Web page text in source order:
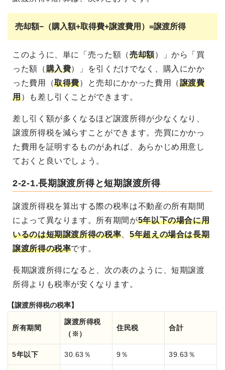
売却額−（購入額+取得費+譲渡費用）=譲渡所得
このように、単に「売った額（売却額）」から「買
った額（購入費）」を引くだけでなく、購入にかか
った費用（取得費）と売却にかかった費用（譲渡費
用）も差し引くことができます。
差し引く額が多くなるほど譲渡所得が少なくなり、
譲渡所得税を減らすことができます。売買にかかっ
た費用を証明するものがあれば、あらかじめ用意し
ておくと良いでしょう。
2-2-1.長期譲渡所得と短期譲渡所得
譲渡所得税を算出する際の税率は不動産の所有期間
によって異なります。所有期間が5年以下の場合に用
いるのは短期譲渡所得の税率
5年超えの場合は長期
譲渡所得の税率です。
長期譲渡所得になると、次の表のように、短期譲渡
所得よりも税率が安くなります。
【譲渡所得税の税率】
所有期間
譲渡所得税
（※）
住民税 合計
5年以下 30.63％ 9％ 39.63％